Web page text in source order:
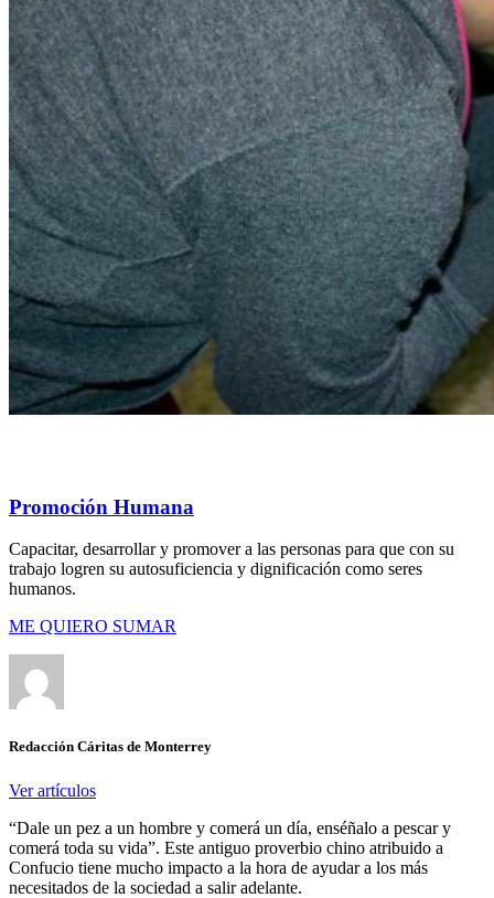
Promoción Humana
Capacitar, desarrollar y promover a las personas para que con su
trabajo logren su autosuficiencia y dignificación como seres
humanos.
ME QUIERO SUMAR
Redacción Cáritas de Monterrey
Ver artículos
“Dale un pez a un hombre y comerá un día, enséñalo a pescar y
comerá toda su vida”. Este antiguo proverbio chino atribuido a
Confucio tiene mucho impacto a la hora de ayudar a los más
necesitados de la sociedad a salir adelante.